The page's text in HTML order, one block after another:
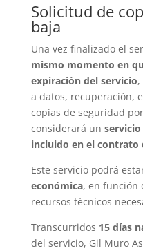
Solicitud de
baja
Una vez finalizado el
mismo momento en
expiración del servicio
a datos, recuperación,
copias de seguridad
considerará un
incluido en el contrato
Este servicio podrá
económica, en función
recursos técnicos
Transcurridos 15 días
del servicio, Gil Muro